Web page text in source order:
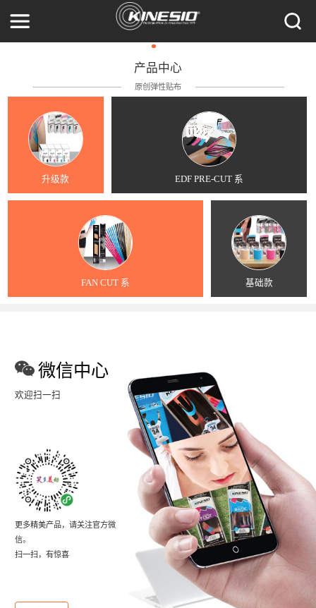
产品中心
原创弹性贴布
升级款 EDF PRE-CUT 系
FAN CUT 系 基础款
微信中心
欢迎扫一扫
更多精美产品，请关注官方微
信。
扫一扫，有惊喜